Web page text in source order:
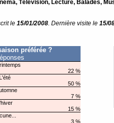
Télévision, Lecture, Balades,
le 15/01/2008. Dernière visite le 15/
préférée ?
22 %
50 %
7 %
15 %
3 %